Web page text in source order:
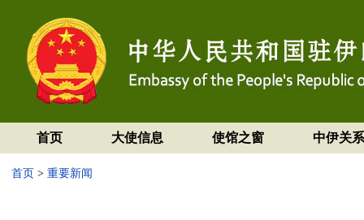
首页 大使信息 使馆之窗 中伊关系
首页 > 重要新闻